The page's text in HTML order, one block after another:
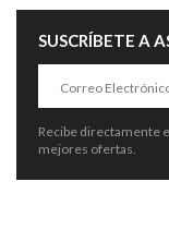
SUSCRÍBETE A
Recibe directamente
mejores ofertas.